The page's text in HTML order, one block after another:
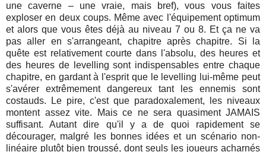
une caverne – une vraie, mais bref), vous vous faites
exploser en deux coups. Même avec l'équipement optimum
et alors que vous êtes déjà au niveau 7 ou 8. Et ça ne va
pas aller en s'arrangeant, chapitre après chapitre. Si la
quête est relativement courte dans l'absolu, des heures et
des heures de levelling sont indispensables entre chaque
chapitre, en gardant à l'esprit que le levelling lui-même peut
s'avérer extrêmement dangereux tant les ennemis sont
costauds. Le pire, c'est que paradoxalement, les niveaux
montent assez vite. Mais ce ne sera quasiment JAMAIS
suffisant. Autant dire qu'il y a de quoi rapidement se
décourager, malgré les bonnes idées et un scénario non-
linéaire plutôt bien troussé, dont seuls les joueurs acharnés